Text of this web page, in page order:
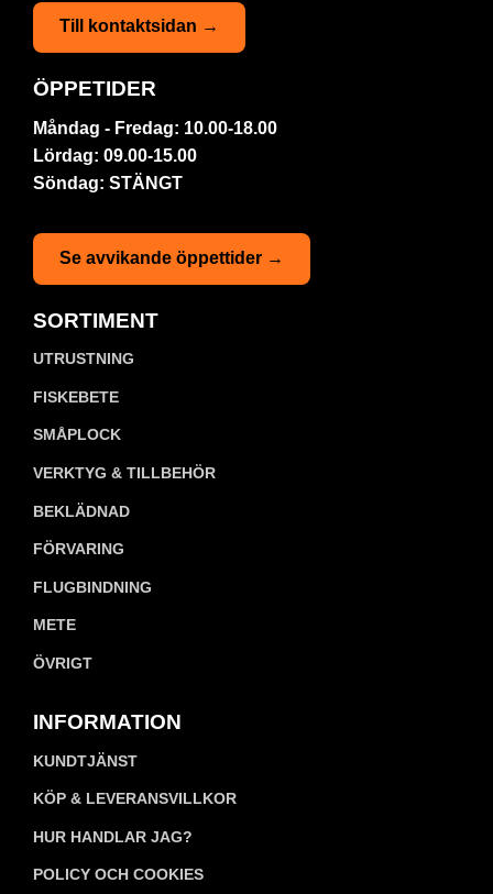
Till kontaktsidan →
ÖPPETIDER
Måndag - Fredag: 10.00-18.00
Lördag: 09.00-15.00
Söndag: STÄNGT
Se avvikande öppettider →
SORTIMENT
UTRUSTNING
FISKEBETE
SMÅPLOCK
VERKTYG & TILLBEHÖR
BEKLÄDNAD
FÖRVARING
FLUGBINDNING
METE
ÖVRIGT
INFORMATION
KUNDTJÄNST
KÖP & LEVERANSVILLKOR
HUR HANDLAR JAG?
POLICY OCH COOKIES